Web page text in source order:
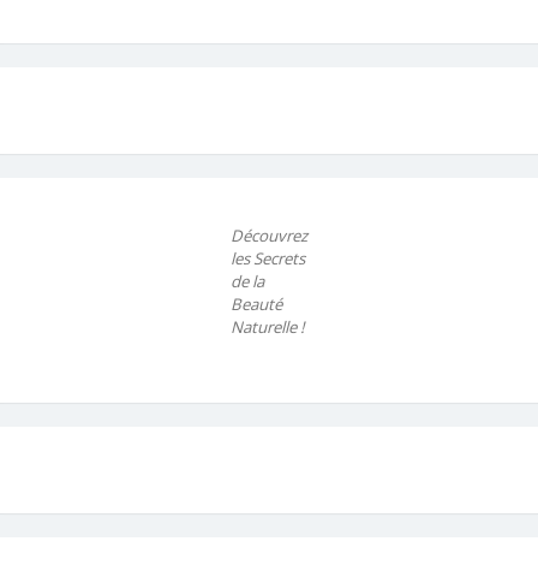
Découvrez
les Secrets
de la
Beauté
Naturelle !